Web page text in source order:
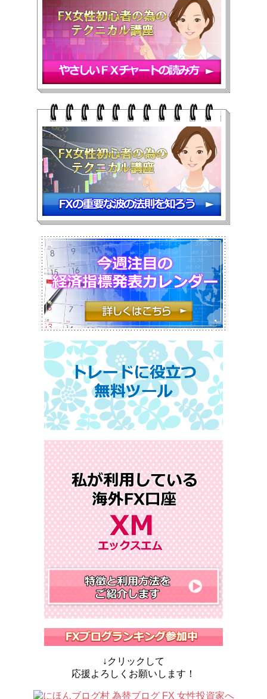
↓クリックして
応援よろしくお願いします！